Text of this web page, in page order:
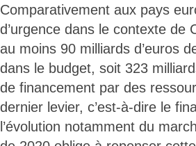
Comparativement aux pays
d’urgence dans le contexte de
au moins 90 milliards d’euros
dans le budget, soit 323
de financement par des
dernier levier, c’est-à-dire le
l’évolution notamment du